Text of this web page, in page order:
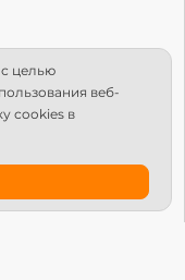
с целью
веб-
сookies в